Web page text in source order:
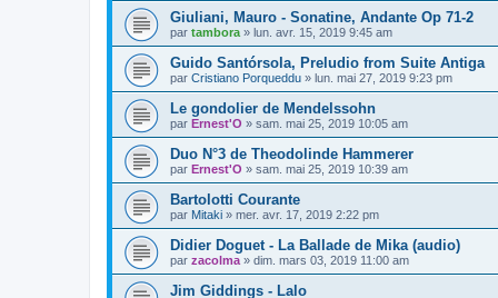
Giuliani, Mauro - Sonatine, Andante Op 71-2
par tambora » lun. avr. 15, 2019 9:45 am
Guido Santórsola, Preludio from Suite Antiga
par Cristiano Porqueddu » lun. mai 27, 2019 9:23 pm
Le gondolier de Mendelssohn
par Ernest'O » sam. mai 25, 2019 10:05 am
Duo N°3 de Theodolinde Hammerer
par Ernest'O » sam. mai 25, 2019 10:39 am
Bartolotti Courante
par Mitaki » mer. avr. 17, 2019 2:22 pm
Didier Doguet - La Ballade de Mika (audio)
par zacolma » dim. mars 03, 2019 11:00 am
Jim Giddings - Lalo